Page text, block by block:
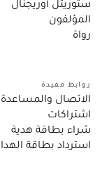
ستوريتل أوريجنال
المؤلفون
رواة
روابط مفيدة
الاتصال والمساعدة
اشتراكات
شراء بطاقة هدية
استرداد بطاقة